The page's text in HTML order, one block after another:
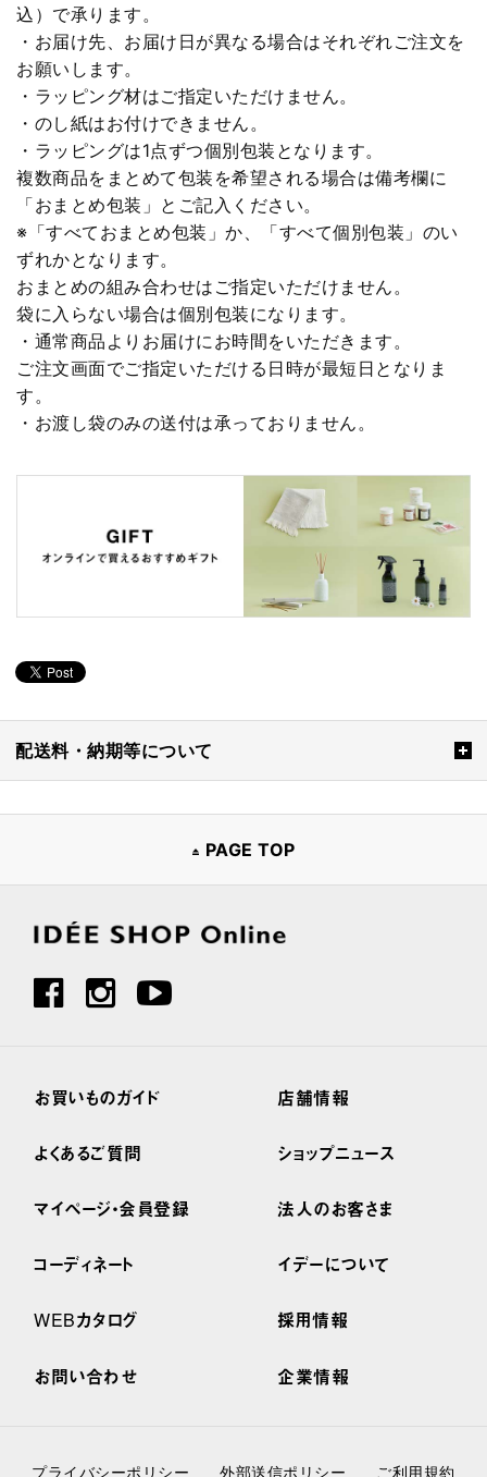
込）で承ります。
・お届け先、お届け日が異なる場合はそれぞれご注文を
お願いします。
・ラッピング材はご指定いただけません。
・のし紙はお付けできません。
・ラッピングは1点ずつ個別包装となります。
複数商品をまとめて包装を希望される場合は備考欄に
「おまとめ包装」とご記入ください。
※「すべておまとめ包装」か、「すべて個別包装」のい
ずれかとなります。
おまとめの組み合わせはご指定いただけません。
袋に入らない場合は個別包装になります。
・通常商品よりお届けにお時間をいただきます。
ご注文画面でご指定いただける日時が最短日となりま
す。
・お渡し袋のみの送付は承っておりません。
配送料・納期等について
PAGE TOP
お買いものガイド
よくあるご質問
マイページ・会員登録
コーディネート
WEBカタログ
お問い合わせ
店舗情報
ショップニュース
法人のお客さま
イデーについて
採用情報
企業情報
プライバシーポリシー 外部送信ポリシー ご利用規約